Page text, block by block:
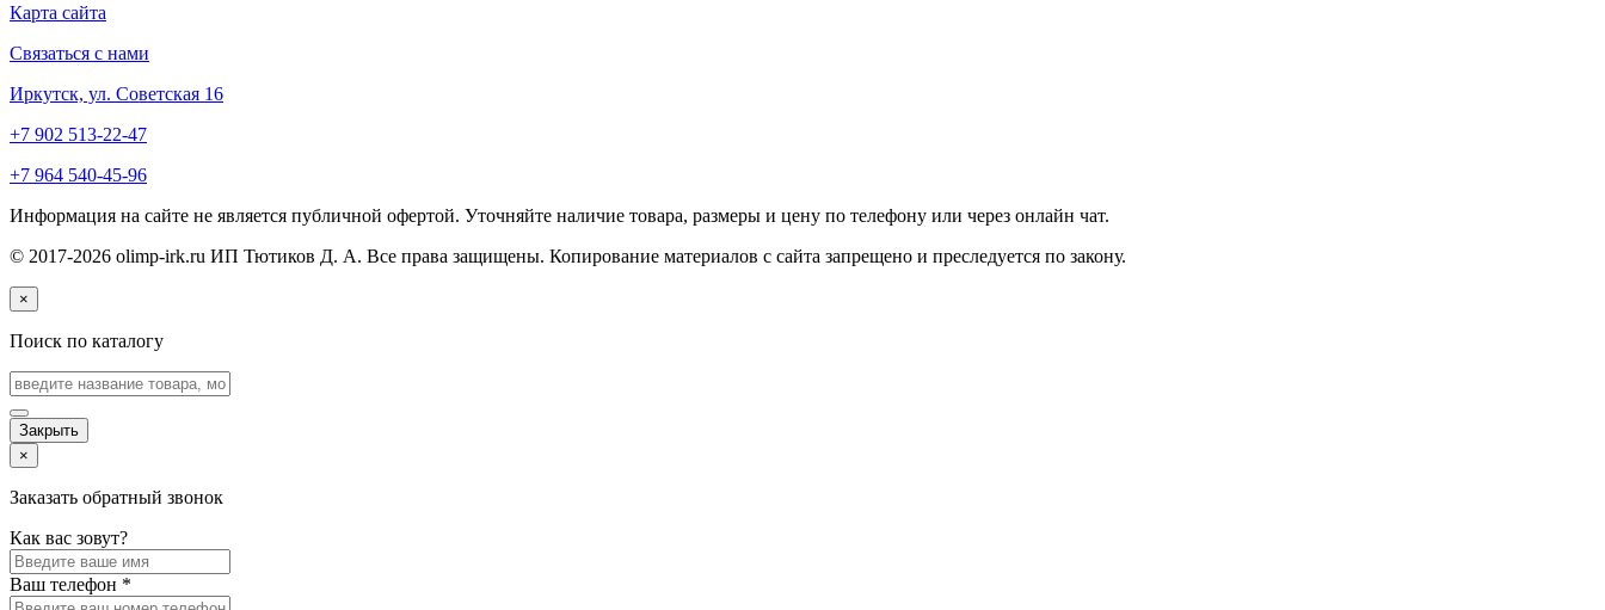
Карта сайта
Связаться с нами
Иркутск, ул. Советская 16
+7 902 513-22-47
+7 964 540-45-96
Информация на сайте не является публичной офертой. Уточняйте наличие товара, размеры и цену по телефону или через онлайн чат.
© 2017-2026 olimp-irk.ru ИП Тютиков Д. А. Все права защищены. Копирование материалов с сайта запрещено и преследуется по закону.
×
Поиск по каталогу
Закрыть
×
Заказать обратный звонок
Как вас зовут?
Ваш телефон *